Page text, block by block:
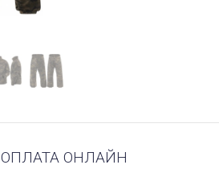
ОПЛАТА ОНЛАЙН